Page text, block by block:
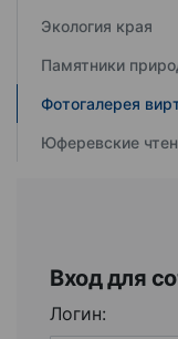
Экология края
Памятники
Фотогалерея
Юферевские
Вход для
Логин: